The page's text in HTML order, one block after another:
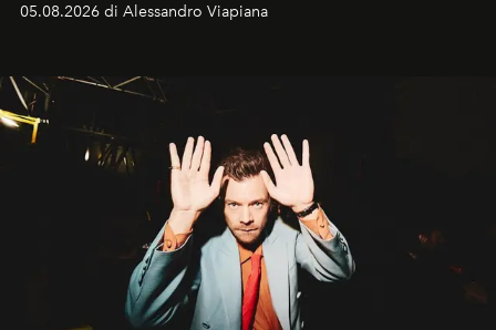
05.08.2026 di Alessandro Viapiana